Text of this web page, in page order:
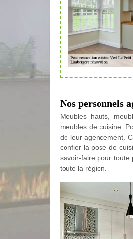
Nos personnels
Meubles hauts,
meubles de cuisine.
de leur agencement.
confier la pose de
savoir-faire pour toute
toute la région.